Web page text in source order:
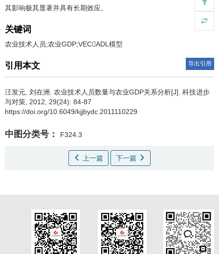
其影响极其显著并具有长期效应。
关键词
农业技术人员;农业GDP;VECADL模型
引用本文 导出引用
汪发元 刘在洲
农业技术人员数量与农业GDP关系分析[J]. 科技进步
与对策, 2012, 29(24): 84-87
https://doi.org/10.6049/kjjbydc.2011110229
中图分类号： F324.3
上一篇 下一篇